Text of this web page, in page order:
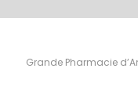
Grande Pharmacie